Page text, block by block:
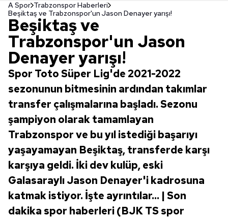
A Spor Trabzonspor Haberleri
Beşiktaş ve Trabzonspor'un Jason Denayer yarışı!
Beşiktaş ve
Trabzonspor'un Jason
Denayer yarışı!
Spor Toto Süper Lig'de 2021-2022
sezonunun bitmesinin ardından takımlar
transfer çalışmalarına başladı. Sezonu
şampiyon olarak tamamlayan
Trabzonspor ve bu yıl istediği başarıyı
yaşayamayan Beşiktaş, transferde karşı
karşıya geldi. İki dev kulüp, eski
Galasaraylı Jason Denayer'i kadrosuna
katmak istiyor. İşte ayrıntılar... | Son
dakika spor haberleri (BJK TS spor